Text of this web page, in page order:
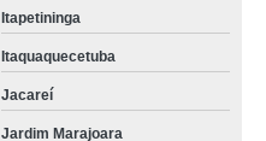
Itapetininga
Itaquaquecetuba
Jacareí
Jardim Marajoara